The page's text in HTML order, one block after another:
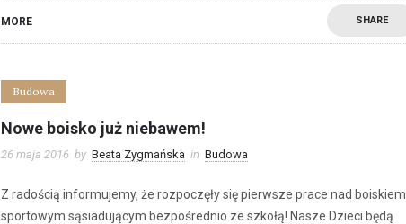
MORE SHARE
Budowa
Nowe boisko już niebawem!
26 maja 2016 by Beata Zygmańska in Budowa
Z radością informujemy, że rozpoczęły się pierwsze prace nad boiskiem
sportowym sąsiadującym bezpośrednio ze szkołą! Nasze Dzieci będą